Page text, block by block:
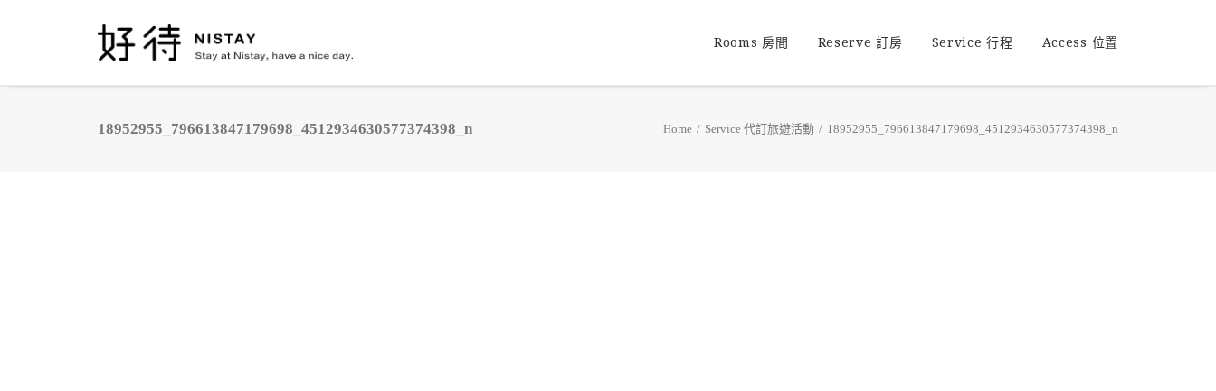
Rooms 房間 Reserve 訂房 Service 行程 Access 位置
18952955_796613847179698_4512934630577374398_n Home Service 代訂旅遊活動 18952955_796613847179698_4512934630577374398_n